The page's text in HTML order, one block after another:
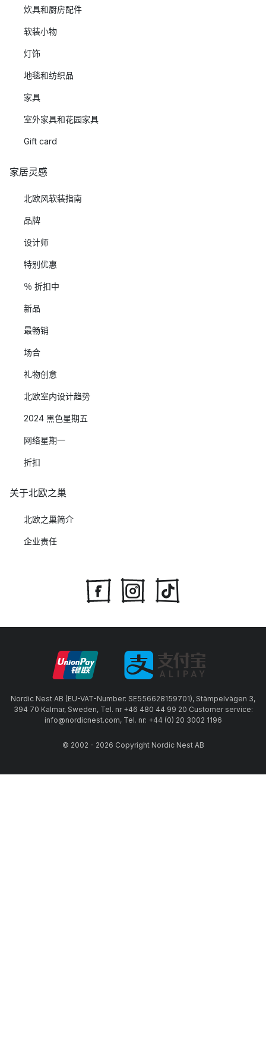
炊具和厨房配件
软装小物
灯饰
地毯和纺织品
家具
室外家具和花园家具
Gift card
家居灵感
北欧风软装指南
品牌
设计师
特别优惠
％ 折扣中
新品
最畅销
场合
礼物创意
北欧室内设计趋势
2024 黑色星期五
网络星期一
折扣
关于北欧之巢
北欧之巢简介
企业责任
Nordic Nest AB (EU-VAT-Number: SE556628159701), Stämpelvägen 3,
394 70 Kalmar, Sweden, Tel. nr +46 480 44 99 20 Customer service:
info@nordicnest.com, Tel. nr: +44 (0) 20 3002 1196
© 2002 - 2026 Copyright Nordic Nest AB